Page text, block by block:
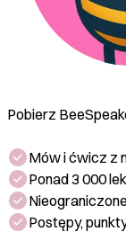
Pobierz
Mów i ćwicz z
Ponad 3 000
Postępy,